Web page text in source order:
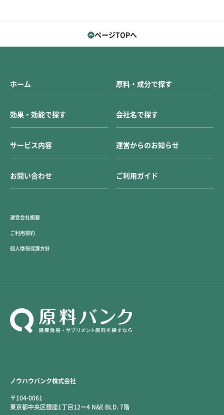
ページTOPへ
ノウハウバンク株式会社
〒104-0061
東京都中央区銀座1丁目12ー4 N&E BLD. 7階
ホーム 原料・成分で探す
効果・効能で探す 会社名で探す
サービス内容 運営からのお知らせ
お問い合わせ ご利用ガイド
運営会社概要
ご利用規約
個人情報保護方針